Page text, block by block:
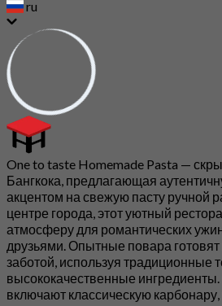
ru
One to taste Homemade Pasta —
Бангкока, предлагающая
акцентом на свежую пасту ручной
центре города, этот уютный
атмосферу для романтических
друзьями. Опытные повара
заботой, используя традиционные
высококачественные
включают классическую